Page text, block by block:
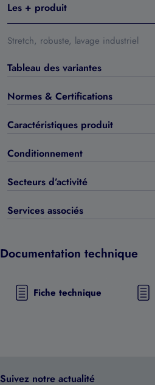
Les + produit
Stretch, robuste, lavage industriel
Tableau des variantes
Normes & Certifications
Caractéristiques produit
Conditionnement
Secteurs d’activité
Services associés
Documentation technique
Fiche technique
Suivez notre actualité